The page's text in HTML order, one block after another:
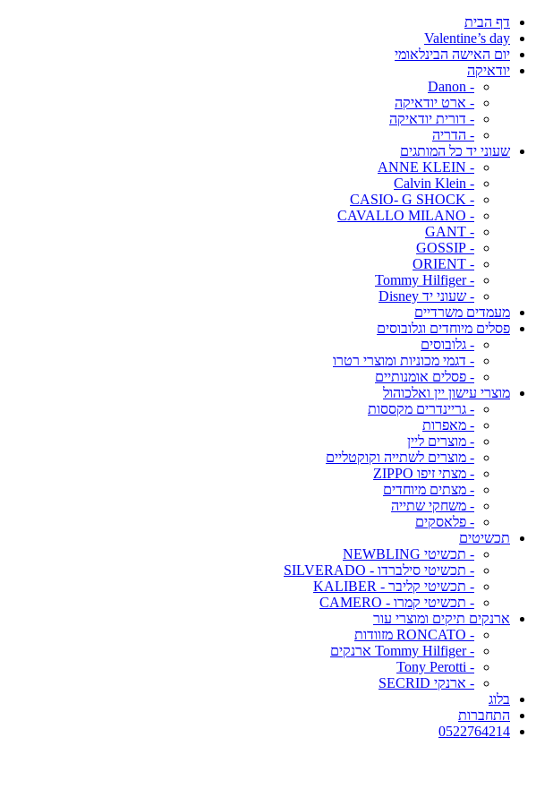
דף הבית
Valentine’s day
יום האישה הבינלאומי
יודאיקה
- Danon
- ארט יודאיקה
- דורית יודאיקה
- הדריה
שעוני יד כל המותגים
- ANNE KLEIN
- Calvin Klein
- CASIO- G SHOCK
- CAVALLO MILANO
- GANT
- GOSSIP
- ORIENT
- Tommy Hilfiger
- שעוני יד Disney
מעמדים משרדיים
פסלים מיוחדים וגלובוסים
- גלובוסים
- דגמי מכוניות ומוצרי רטרו
- פסלים אומנותיים
מוצרי עישון יין ואלכוהול
- גריינדרים מקססות
- מאפרות
- מוצרים ליין
- מוצרים לשתייה וקוקטליים
- מצתי זיפו ZIPPO
- מצתים מיוחדים
- משחקי שתייה
- פלאסקים
תכשיטים
- תכשיטי NEWBLING
- תכשיטי סילברדו - SILVERADO
- תכשיטי קליבר - KALIBER
- תכשיטי קמרו - CAMERO
ארנקים תיקים ומוצרי עור
- RONCATO מזוודות
- Tommy Hilfiger ארנקים
- Tony Perotti
- ארנקי SECRID
בלוג
התחברות
0522764214